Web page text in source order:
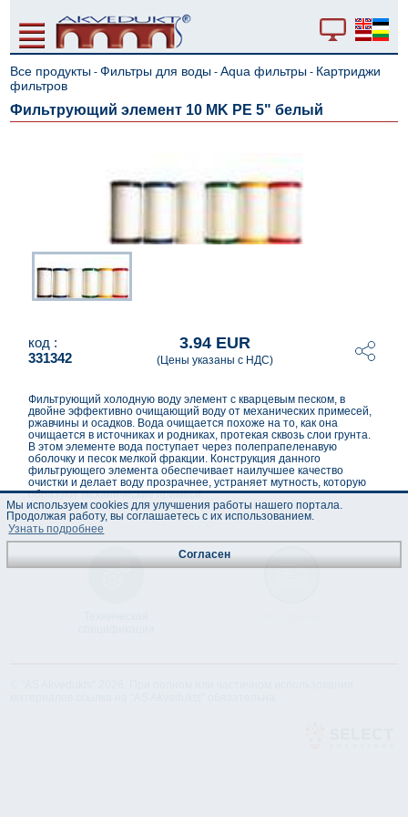
Все продукты -Фильтры для воды -Aqua фильтры - Картриджи
фильтров
Фильтрующий элемент 10 MK PE 5" белый
код :
331342
3.94 EUR
(Цены указаны с НДС)
Фильтрующий холодную воду элемент с кварцевым песком, в
двойне эффективно очищающий воду от механических примесей,
ржавчины и осадков. Вода очищается похоже на то, как она
очищается в источниках и родниках, протекая сквозь слои грунта.
В этом элементе вода поступает через полепрапеленавую
оболочку и песок мелкой фракции. Конструкция данного
фильтрующего элемента обеспечивает наилучшее качество
очистки и делает воду прозрачнее, устраняет мутность, которую
образуют механические примеси.
Мы используем cookies для улучшения работы нашего портала.
Продолжая работу, вы соглашаетесь с их использованием.
Узнать подробнее
Согласен